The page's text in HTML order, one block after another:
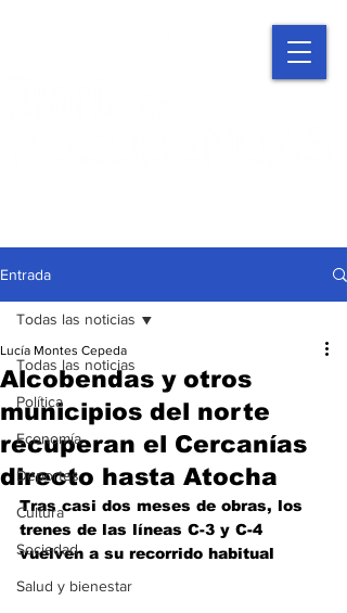
Entrada
Todas las noticias
Política
Economía
Deportes
Cultura
Sociedad
Salud y bienestar
Todas las noticias
Alcobendas y otros
municipios del norte
recuperan el Cercanías
directo hasta Atocha
Lucía Montes Cepeda
Tras casi dos meses de obras, los
trenes de las líneas C-3 y C-4
vuelven a su recorrido habitual